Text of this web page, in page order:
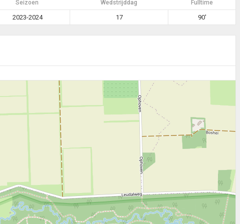
Seizoen Wedstrijddag Fulltime
2023-2024 17 90'